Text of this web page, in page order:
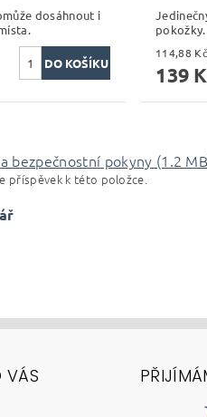
dosáhnout i
pokožky.
139
bezpečnostní pokyny (1.2
příspěvek k této položce.
VÁS